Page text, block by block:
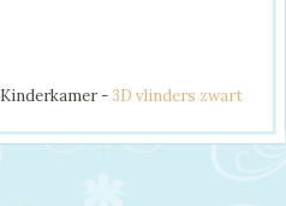
- 3D vlinders zwart